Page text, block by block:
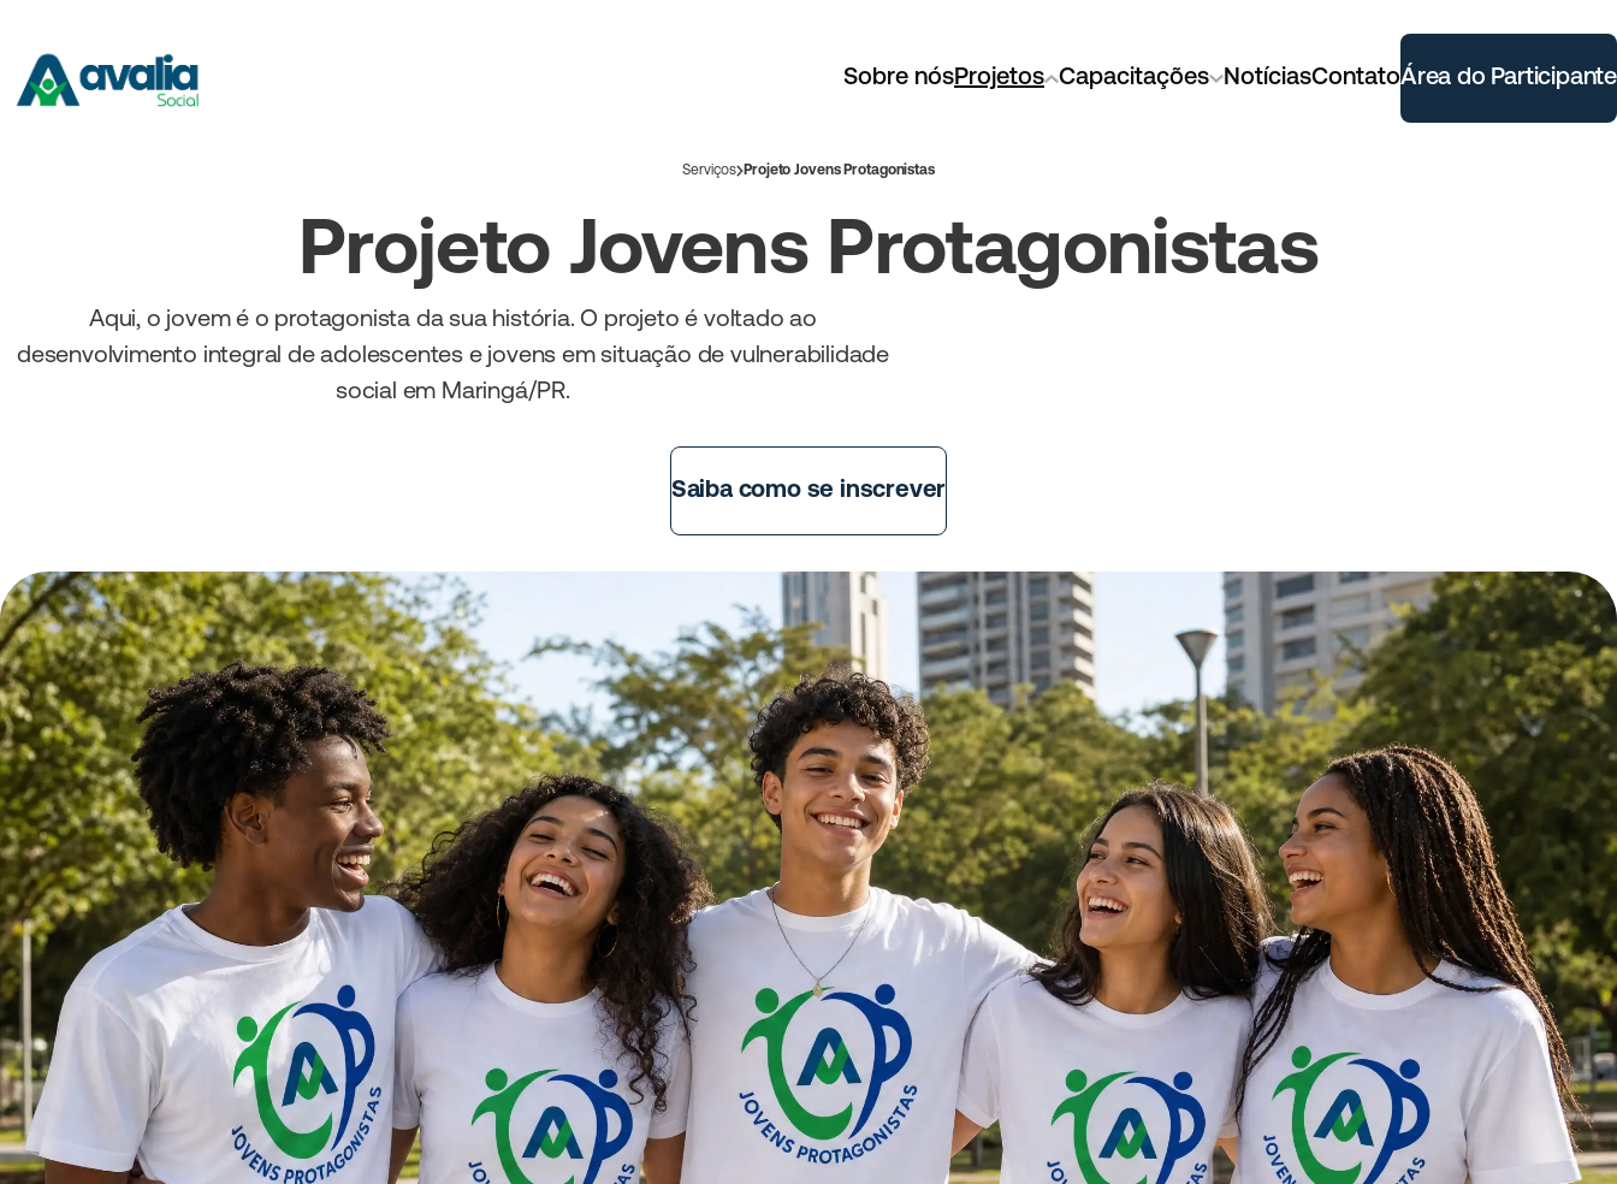
Sobre nósProjetos Capacitações NotíciasContatoÁrea do Participante
Serviços Projeto Jovens Protagonistas
Projeto Jovens Protagonistas
Aqui, o jovem é o protagonista da sua história. O projeto é voltado ao
desenvolvimento integral de adolescentes e jovens em situação de vulnerabilidade
social em Maringá/PR.
Saiba como se inscrever